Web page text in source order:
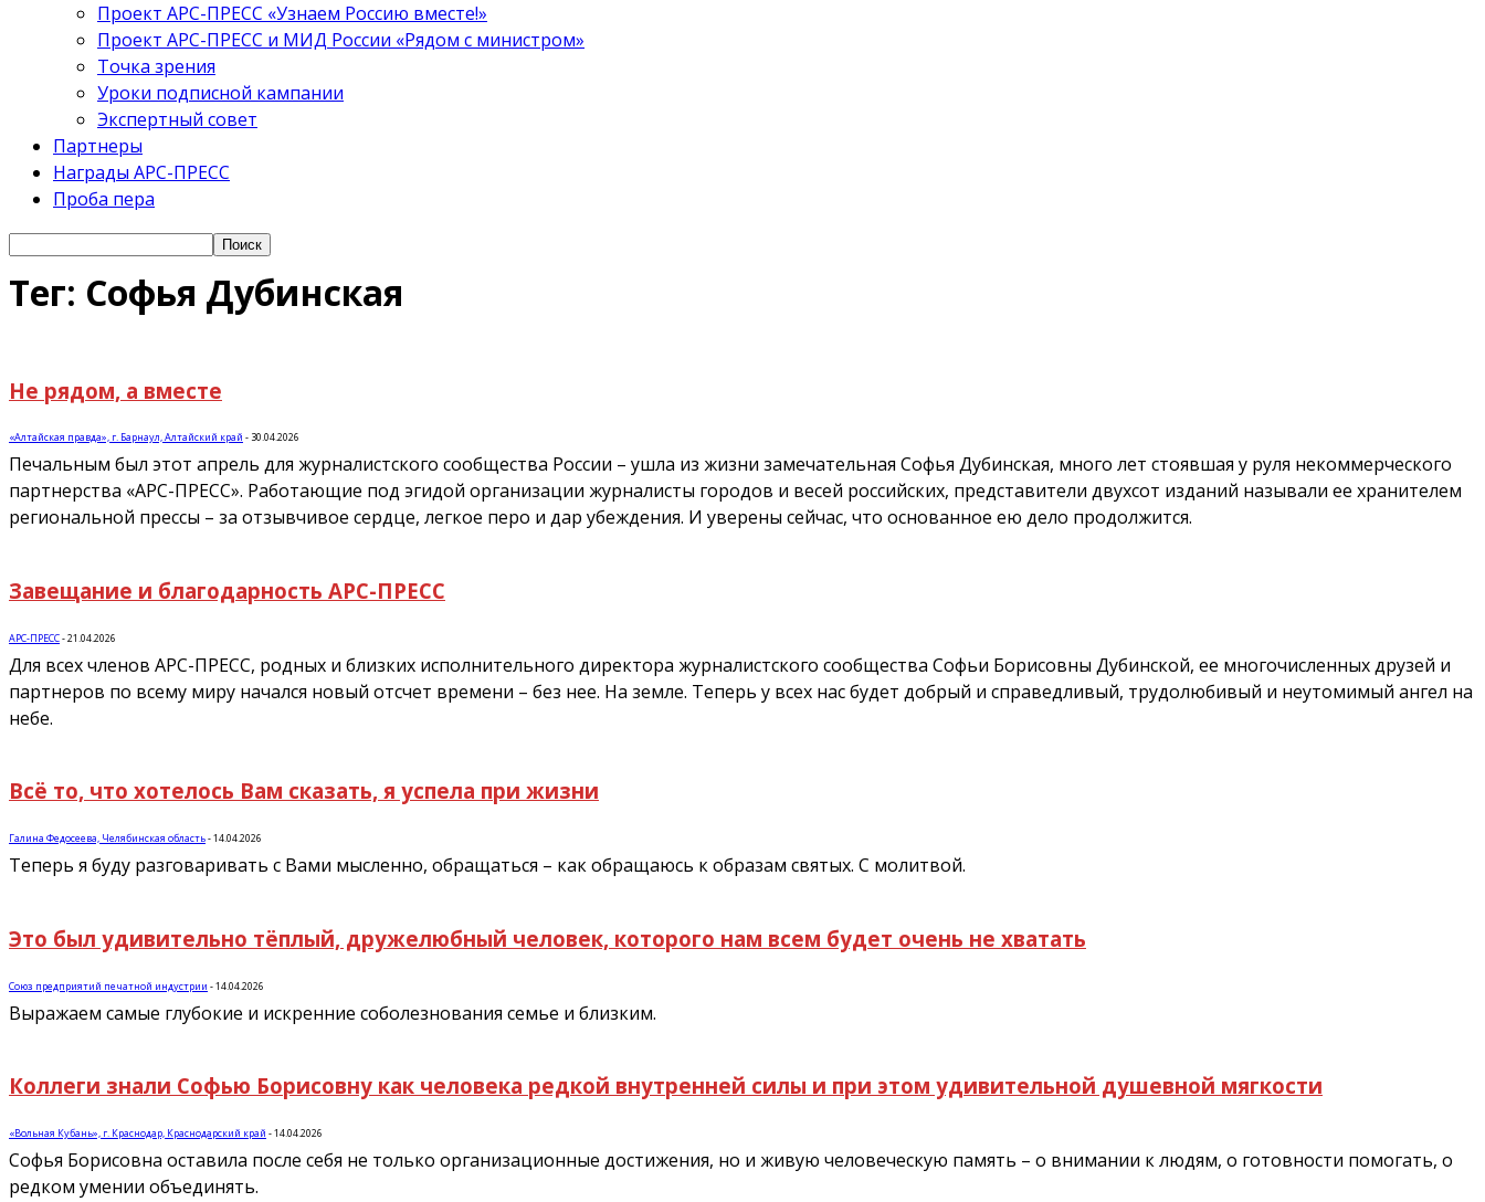
Проект АРС-ПРЕСС «Узнаем Россию вместе!»
Проект АРС-ПРЕСС и МИД России «Рядом с министром»
Точка зрения
Уроки подписной кампании
Экспертный совет
Партнеры
Награды АРС-ПРЕСС
Проба пера
Тег: Софья Дубинская
Не рядом, а вместе
«Алтайская правда», г. Барнаул, Алтайский край - 30.04.2026
Печальным был этот апрель для журналистского сообщества России – ушла из жизни замечательная Софья Дубинская, много лет стоявшая у руля некоммерческого
партнерства «АРС-ПРЕСС». Работающие под эгидой организации журналисты городов и весей российских, представители двухсот изданий называли ее хранителем
региональной прессы – за отзывчивое сердце, легкое перо и дар убеждения. И уверены сейчас, что основанное ею дело продолжится.
Завещание и благодарность АРС-ПРЕСС
АРС-ПРЕСС-21.04.2026
Для всех членов АРС-ПРЕСС, родных и близких исполнительного директора журналистского сообщества Софьи Борисовны Дубинской, ее многочисленных друзей и
партнеров по всему миру начался новый отсчет времени – без нее. На земле. Теперь у всех нас будет добрый и справедливый, трудолюбивый и неутомимый ангел на
небе.
Всё то, что хотелось Вам сказать, я успела при жизни
Галина Федосеева, Челябинская область-14.04.2026
Теперь я буду разговаривать с Вами мысленно, обращаться – как обращаюсь к образам святых. С молитвой.
Это был удивительно тёплый, дружелюбный человек, которого нам всем будет очень не хватать
Союз предприятий печатной индустрии -14.04.2026
Выражаем самые глубокие и искренние соболезнования семье и близким.
Коллеги знали Софью Борисовну как человека редкой внутренней силы и при этом удивительной душевной мягкости
«Вольная Кубань», г. Краснодар, Краснодарский край -14.04.2026
Софья Борисовна оставила после себя не только организационные достижения, но и живую человеческую память – о внимании к людям, о готовности помогать, о
редком умении объединять.